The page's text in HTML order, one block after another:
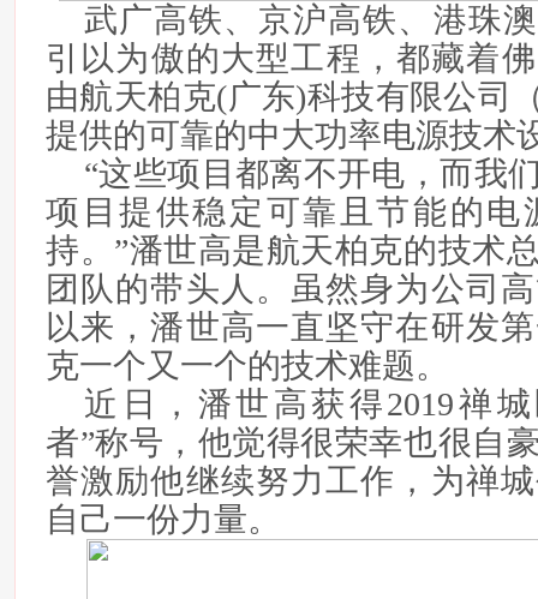
武广高铁、京沪高铁、港珠
引以为傲的大型工程，都藏着
由航天柏克(广东)科技有限公司
提供的可靠的中大功率电源技术
“这些项目都离不开电，而我
项目提供稳定可靠且节能的电
持。”潘世高是航天柏克的技术
团队的带头人。虽然身为公司
以来，潘世高一直坚守在研发
克一个又一个的技术难题。
近日，潘世高获得2019禅
者”称号，他觉得很荣幸也很自
誉激励他继续努力工作，为禅
自己一份力量。